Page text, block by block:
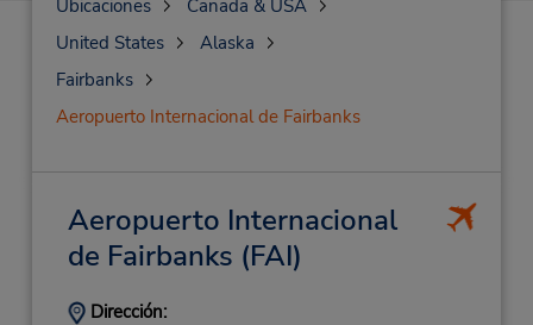
Ubicaciones
Canada & USA
United States
Alaska
Fairbanks
Aeropuerto Internacional de Fairbanks
Aeropuerto Internacional
de Fairbanks (FAI)
Dirección: